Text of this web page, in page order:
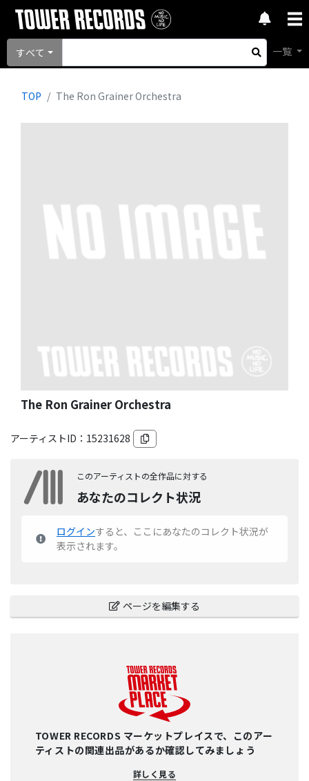
すべて 一覧
TOP The Ron Grainer Orchestra
The Ron Grainer Orchestra
アーティストID： 15231628
このアーティストの全作品に対する
あなたのコレクト状況
ログインすると、ここにあなたのコレクト状況が
表示されます。
ページを編集する
TOWER RECORDS マーケットプレイスで、このアー
ティストの関連出品があるか確認してみましょう
詳しく見る